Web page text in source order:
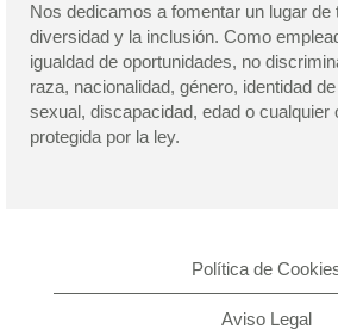
Nos dedicamos a fomentar un lugar de
diversidad y la inclusión. Como
igualdad de oportunidades, no
raza, nacionalidad, género, identidad
sexual, discapacidad, edad o
protegida por la ley.
Política de
Aviso Legal